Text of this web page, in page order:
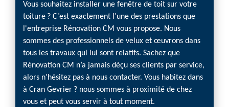
Vous souhaitez installer une fenêtre de toit sur votre
toiture ? C’est exactement l’une des prestations que
l'entreprise Rénovation CM vous propose. Nous
sommes des professionnels de velux et œuvrons dans
tous les travaux qui lui sont relatifs. Sachez que
Rénovation CM n’a jamais déçu ses clients par service,
alors n’hésitez pas à nous contacter. Vous habitez dans
à Cran Gevrier ? nous sommes à proximité de chez
vous et peut vous servir à tout moment.